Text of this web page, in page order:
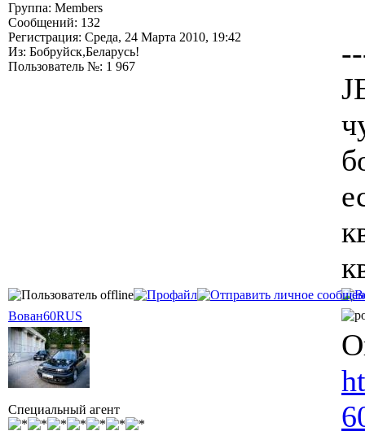
Группа: Members
Сообщений: 132
Регистрация: Среда, 24 Марта 2010, 19:42
Из: Бобруйск,Беларусь!
Пользователь №: 1 967
Вован60RUS
Специальный агент